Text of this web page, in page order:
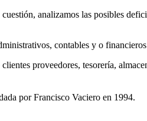
analizamos las posibles
contables y o
proveedores, tesorería,
por Francisco Vaciero en 1994.